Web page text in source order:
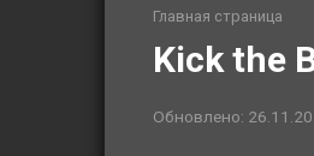
Главная страница
Kick the
Обновлено: